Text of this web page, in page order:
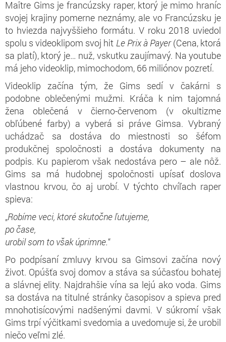
Maître Gims je francúzsky raper, ktorý je mimo hraníc
svojej krajiny pomerne neznámy, ale vo Francúzsku je
to hviezda najvyššieho formátu. V roku 2018 uviedol
spolu s videoklipom svoj hit Le Prix à Payer(Cena, ktorá
sa platí), ktorý je… nuž, vskutku zaujímavý. Na youtube
má jeho videoklip, mimochodom, 66 miliónov pozretí.
Videoklip začína tým, že Gims sedí v čakárni s
podobne oblečenými mužmi. Kráča k nim tajomná
žena oblečená v čierno-červenom (v okultizme
obľúbené farby) a vyberá si práve Gimsa. Vybraný
uchádzač sa dostáva do miestnosti so šéfom
produkčnej spoločnosti a dostáva dokumenty na
podpis. Ku papierom však nedostáva pero – ale nôž.
Gims sa má hudobnej spoločnosti upísať doslova
vlastnou krvou, čo aj urobí. V týchto chvíľach raper
spieva:
„Robíme veci, ktoré skutočne ľutujeme,
po čase,
urobil som to však úprimne.“
Po podpísaní zmluvy krvou sa Gimsovi začína nový
život. Opúšťa svoj domov a stáva sa súčasťou bohatej
a slávnej elity. Najdrahšie vína sa lejú ako voda. Gims
sa dostáva na titulné stránky časopisov a spieva pred
mnohotisícovými nadšenými davmi. V súkromí však
Gims trpí výčitkami svedomia a uvedomuje si, že urobil
niečo veľmi zlé.